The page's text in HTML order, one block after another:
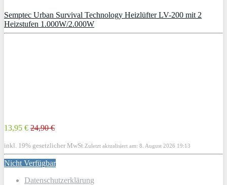
Semptec Urban Survival Technology Heizlüfter LV-200 mit 2
Heizstufen 1.000W/2.000W
13,95 € 24,90 €
inkl. 19% gesetzlicher MwSt. Zuletzt aktualisiert am: 8. August 2026 19:13
Nicht Verfügbar
Datenschutzerklärung